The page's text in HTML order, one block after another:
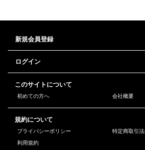
新規会員登録
ログイン
このサイトについて
初めての方へ 会社概要
規約について
プライバシーポリシー
特定商取引
利用規約